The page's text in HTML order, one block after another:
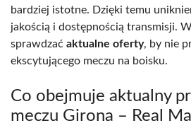
bardziej istotne. Dzięki temu
jakością i dostępnością transmisji.
sprawdzać aktualne oferty, by nie
ekscytującego meczu na boisku.
Co obejmuje aktualny
meczu Girona – Real